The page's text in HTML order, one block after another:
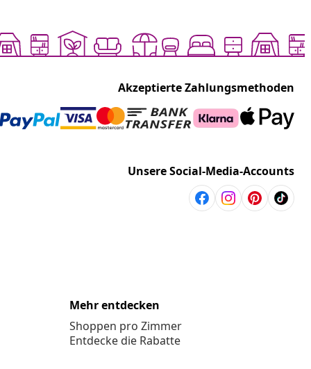
Akzeptierte Zahlungsmethoden
Unsere Social-Media-Accounts
Mehr entdecken
Shoppen pro Zimmer
Entdecke die Rabatte